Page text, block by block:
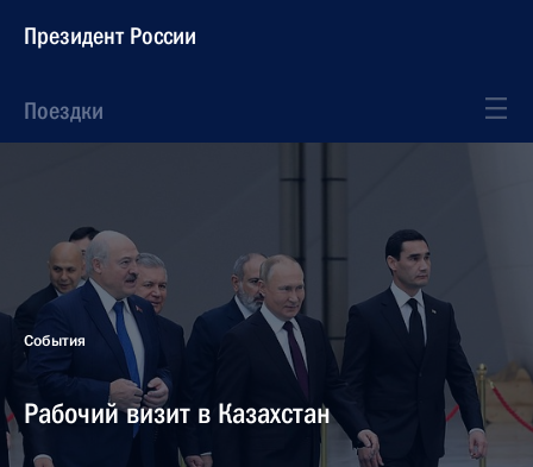
Президент России
Поездки
События
Рабочий визит в Казахстан